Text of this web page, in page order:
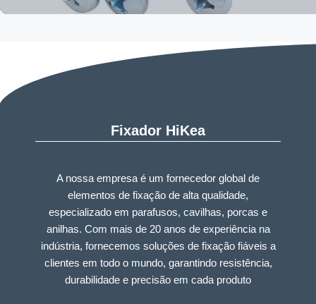
Fixador HiKea
A nossa empresa é um fornecedor global de
elementos de fixação de alta qualidade,
especializado em parafusos, cavilhas, porcas e
anilhas. Com mais de 20 anos de experiência na
indústria, fornecemos soluções de fixação fiáveis a
clientes em todo o mundo, garantindo resistência,
durabilidade e precisão em cada produto